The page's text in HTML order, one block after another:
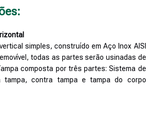
simples, construído em Aço Inox AISI
todas as partes serão usinadas de
composta por três partes: Sistema de
tampa, contra tampa e tampa do corpo